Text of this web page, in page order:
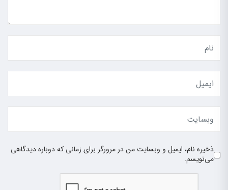
ذخیره نام، ایمیل و وبسایت من در مرورگر برای زمانی که دوباره دیدگاهی
می‌نویسم.